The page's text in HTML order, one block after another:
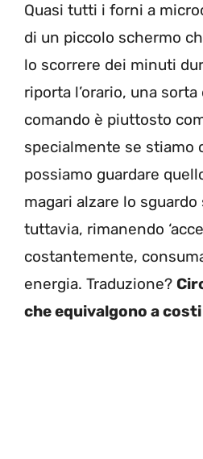
Quasi tutti i forni a
di un piccolo schermo
lo scorrere dei minuti
riporta l’orario, una
comando è piuttosto
specialmente se stiamo
possiamo guardare
magari alzare lo
tuttavia, rimanendo
costantemente,
energia. Traduzione?
che equivalgono a